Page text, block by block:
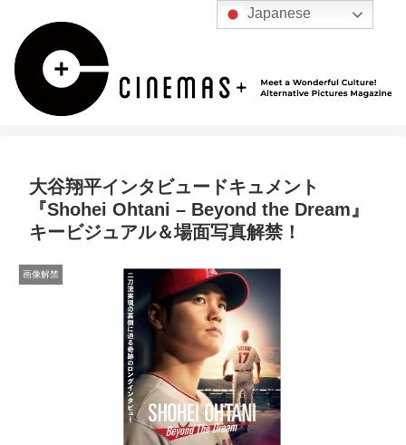
大谷翔平インタビュードキュメント
『Shohei Ohtani – Beyond the Dream』
キービジュアル＆場面写真解禁！
画像解禁
Japanese